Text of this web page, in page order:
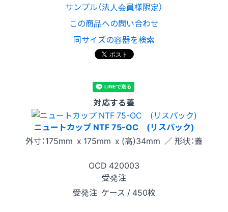
サンプル（法人会員様限定）
この商品への問い合わせ
同サイズの容器を検索
対応する蓋
ニュートカップ NTF 75-OC (リスパック)
外寸：175mm x 175mm x (高)34mm ／ 形状：蓋
OCD 420003
受発注
受発注 ケース / 450枚